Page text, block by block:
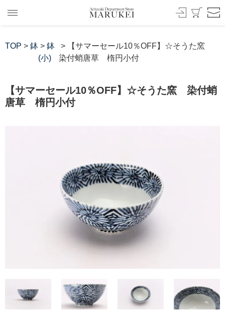
TOP > 鉢 > 鉢
(小)
> 【サマーセール10％OFF】☆そうた窯
染付蛸唐草 楕円小付
【サマーセール10％OFF】☆そうた窯 染付蛸
唐草 楕円小付